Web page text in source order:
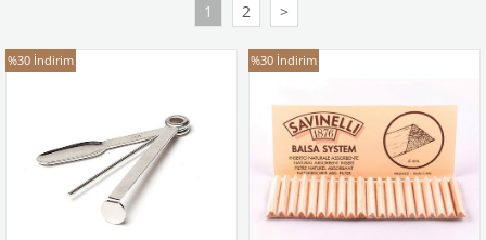
1 2 >
%30 İndirim %30 İndirim